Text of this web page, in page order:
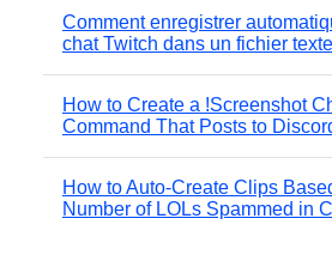
Comment enregistrer
chat Twitch dans un fichier texte
How to Create a !Screenshot
Command That Posts to
How to Auto-Create Clips
Number of LOLs Spammed in